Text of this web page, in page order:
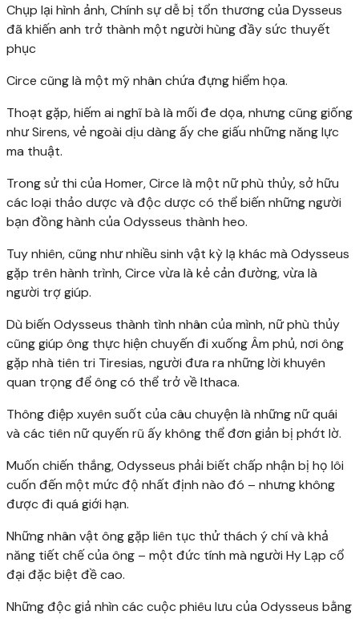
Chụp lại hình ảnh,Chính sự dễ bị tổn thương của Dysseus
đã khiến anh trở thành một người hùng đầy sức thuyết
phục
Circe cũng là một mỹ nhân chứa đựng hiểm họa.
Thoạt gặp, hiếm ai nghĩ bà là mối đe dọa, nhưng cũng giống
như Sirens, vẻ ngoài dịu dàng ấy che giấu những năng lực
ma thuật.
Trong sử thi của Homer, Circe là một nữ phù thủy, sở hữu
các loại thảo dược và độc dược có thể biến những người
bạn đồng hành của Odysseus thành heo.
Tuy nhiên, cũng như nhiều sinh vật kỳ lạ khác mà Odysseus
gặp trên hành trình, Circe vừa là kẻ cản đường, vừa là
người trợ giúp.
Dù biến Odysseus thành tình nhân của mình, nữ phù thủy
cũng giúp ông thực hiện chuyến đi xuống Âm phủ, nơi ông
gặp nhà tiên tri Tiresias, người đưa ra những lời khuyên
quan trọng để ông có thể trở về Ithaca.
Thông điệp xuyên suốt của câu chuyện là những nữ quái
và các tiên nữ quyến rũ ấy không thể đơn giản bị phớt lờ.
Muốn chiến thắng, Odysseus phải biết chấp nhận bị họ lôi
cuốn đến một mức độ nhất định nào đó – nhưng không
được đi quá giới hạn.
Những nhân vật ông gặp liên tục thử thách ý chí và khả
năng tiết chế của ông – một đức tính mà người Hy Lạp cổ
đại đặc biệt đề cao.
Những độc giả nhìn các cuộc phiêu lưu của Odysseus bằng